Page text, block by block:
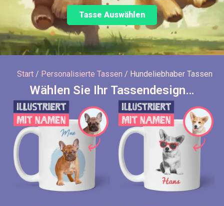
Tasse Auswählen
Start/ Personalisierte Tassen / Hundeliebhaber Tassen
Wählen Sie Ihr Tassendesign…